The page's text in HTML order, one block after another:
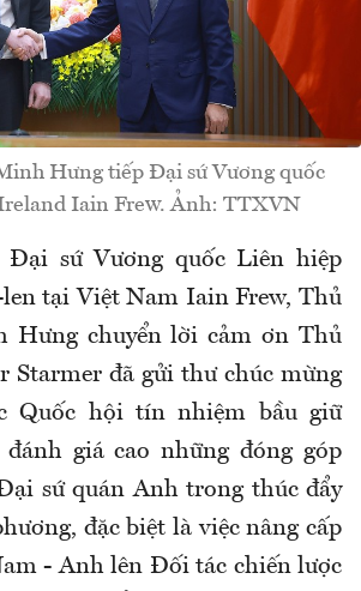
Hưng tiếp Đại sứ Vương quốc
Iain Frew. Ảnh: TTXVN
sứ Vương quốc Liên hiệp
tại Việt Nam Iain Frew, Thủ
Hưng chuyển lời cảm ơn Thủ
Starmer đã gửi thư chúc mừng
Quốc hội tín nhiệm bầu giữ
giá cao những đóng góp
sứ quán Anh trong thúc đẩy
đặc biệt là việc nâng cấp
- Anh lên Đối tác chiến lược